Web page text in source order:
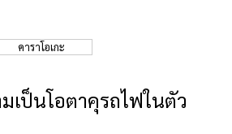
คาราโอเกะ
เป็นโอตาคุรถไฟในตัว